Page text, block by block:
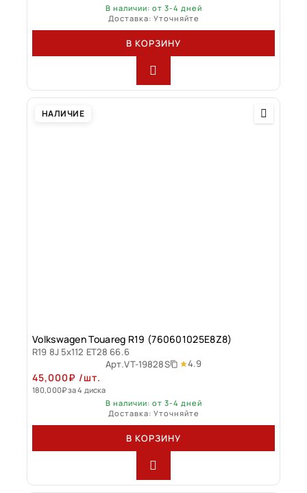
В наличии: от 3-4 дней
Доставка: Уточняйте
В КОРЗИНУ
НАЛИЧИЕ
Volkswagen Touareg R19 (760601025E8Z8)
R19 8J 5x112 ET28 66.6
Арт.VT-19828S 4.9
45,000₽ /шт.
180,000₽за 4 диска
В наличии: от 3-4 дней
Доставка: Уточняйте
В КОРЗИНУ